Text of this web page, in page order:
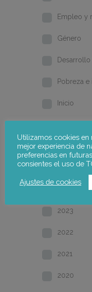
Empleo y
Género
Pobreza e
Inicio
2026
2025
2023
2022
2021
2020
Utilizamos cookies en
mejor experiencia de
preferencias en
consientes el uso de
Ajustes de cookies